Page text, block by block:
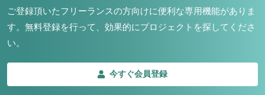
ご登録頂いたフリーランスの方向けに便利な専用機能がありま
す。 無料登録を行って、効果的にプロジェクトを探してくださ
い。
今すぐ会員登録